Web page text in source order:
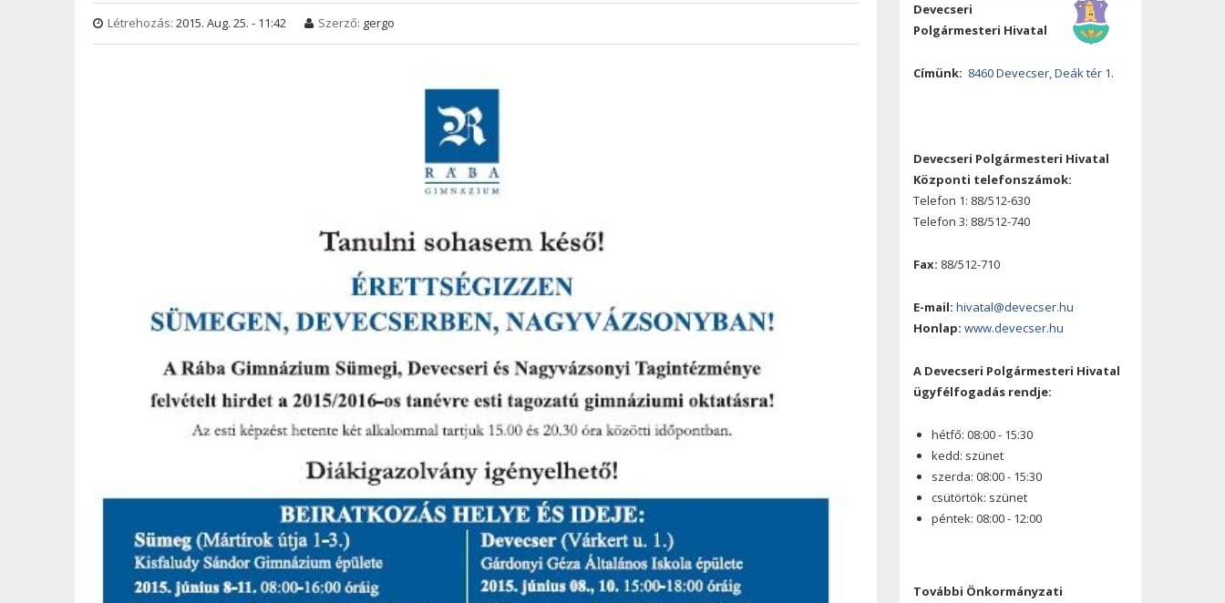
Létrehozás: 2015. Aug. 25. - 11:42 Szerző: gergo
Devecseri
Polgármesteri Hivatal
Címünk: 8460 Devecser, Deák tér 1.
Devecseri Polgármesteri Hivatal
Központi telefonszámok:
Telefon 1: 88/512-630
Telefon 3: 88/512-740
Fax: 88/512-710
E-mail: hivatal@devecser.hu
Honlap: www.devecser.hu
A Devecseri Polgármesteri Hivatal
ügyfélfogadás rendje:
hétfő: 08:00 - 15:30
kedd: szünet
szerda: 08:00 - 15:30
csütörtök: szünet
péntek: 08:00 - 12:00
További Önkormányzati